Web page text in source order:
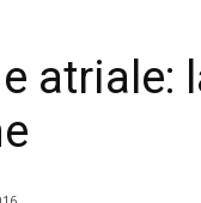
atriale: